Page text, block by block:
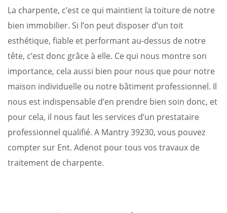
La charpente, c’est ce qui maintient la toiture de notre
bien immobilier. Si l’on peut disposer d’un toit
esthétique, fiable et performant au-dessus de notre
tête, c’est donc grâce à elle. Ce qui nous montre son
importance, cela aussi bien pour nous que pour notre
maison individuelle ou notre bâtiment professionnel. Il
nous est indispensable d’en prendre bien soin donc, et
pour cela, il nous faut les services d’un prestataire
professionnel qualifié. A Mantry 39230, vous pouvez
compter sur Ent. Adenot pour tous vos travaux de
traitement de charpente.